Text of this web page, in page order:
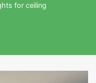
for ceiling